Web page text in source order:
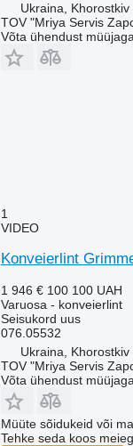
Ukraina, Khorostkiv
TOV "Mriya Servis
Võta ühendust müüjaga
1
VIDEO
Konveierlint
1 946 € 100 100 UAH
Varuosa - konveierlint
Seisukord uus
076.05532
Ukraina, Khorostkiv
TOV "Mriya Servis
Võta ühendust müüjaga
Müüte sõidukeid või
Tehke seda koos